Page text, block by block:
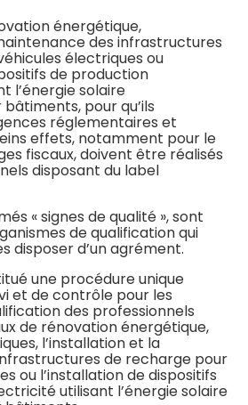
énergétique,
des infrastructures
électriques ou
de production
l’énergie solaire
pour qu’ils
réglementaires et
effets, notamment pour le
fiscaux, doivent être réalisés
disposant du label
« signes de qualité », sont
de qualification qui
disposer d’un agrément.
une procédure unique
et de contrôle pour les
des professionnels
de rénovation énergétique,
l’installation et la
de recharge pour
ou l’installation de dispositifs
utilisant l’énergie solaire